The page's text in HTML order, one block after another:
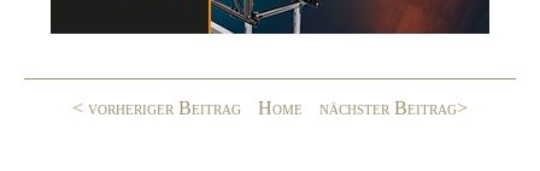
o< vorheriger Beitrag Home nächster Beitrag>